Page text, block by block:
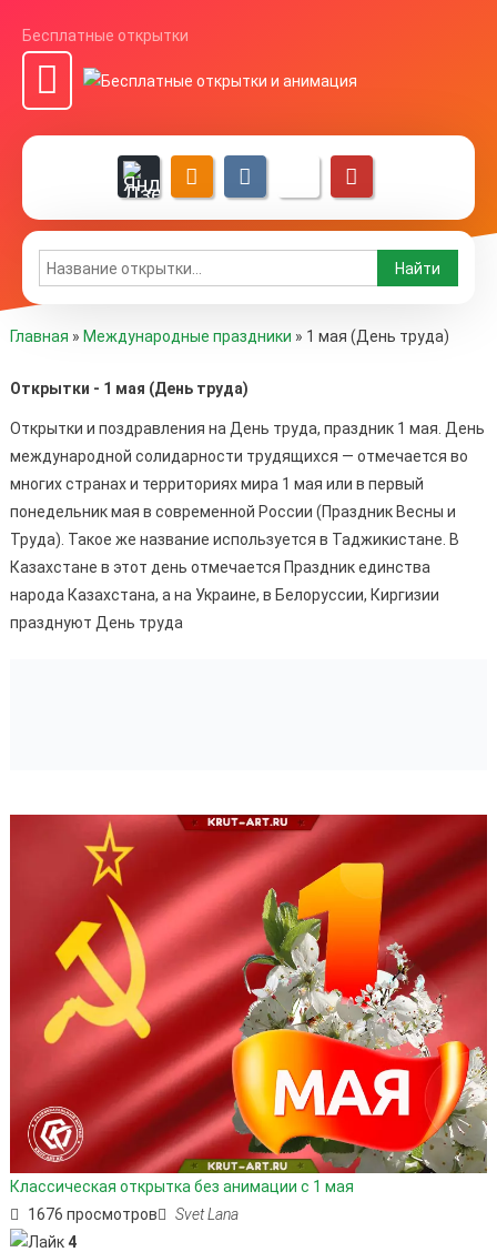
Бесплатные открытки
Главная » Международные праздники » 1 мая (День труда)
Открытки - 1 мая (День труда)
Открытки и поздравления на День труда, праздник 1 мая. День
международной солидарности трудящихся — отмечается во
многих странах и территориях мира 1 мая или в первый
понедельник мая в современной России (Праздник Весны и
Труда). Такое же название используется в Таджикистане. В
Казахстане в этот день отмечается Праздник единства
народа Казахстана, а на Украине, в Белоруссии, Киргизии
празднуют День труда
Классическая открытка без анимации с 1 мая
1676 просмотров
Svet Lana
4